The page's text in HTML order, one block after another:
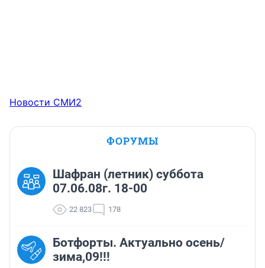
Новости СМИ2
ФОРУМЫ
Шафран (летник) суббота
07.06.08г. 18-00
22 823 178
Ботфорты. Актуально осень/
зима,09!!!